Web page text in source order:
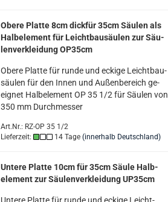
Obere Plat­te 8cm dick­für 35cm Säu­len als
Halb­ele­ment für Leicht­bau­säu­len zur Säu­
len­ver­klei­dung OP35cm
Obere Plat­te für runde und ecki­ge Leicht­bau­
säu­len für den Innen und Au­ßen­be­reich ge­
eig­net Halb­ele­ment OP 35 1/2 für Säu­len von
350 mm Durch­mes­ser
Art.Nr.: RZ-OP 35 1/2
Lieferzeit:
14 Tage (innerhalb Deutschland)
Un­te­re Plat­te 10cm für 35cm Säule Halb­
ele­ment zur Säu­len­ver­klei­dung UP35cm
Un­te­re Plat­te für runde und ecki­ge Leicht­